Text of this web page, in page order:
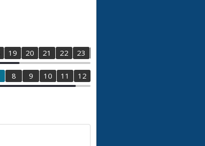
19 20 21 22 23
8 9 10 11 12